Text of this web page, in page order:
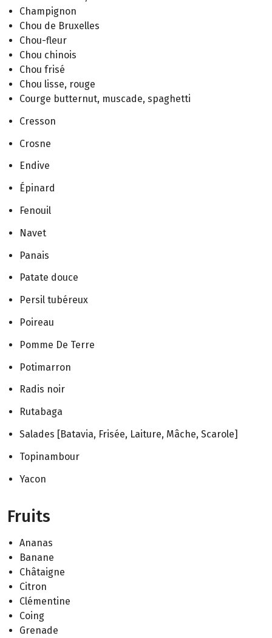
Champignon
Chou de Bruxelles
Chou-fleur
Chou chinois
Chou frisé
Chou lisse, rouge
Courge butternut, muscade, spaghetti
Cresson
Crosne
Endive
Épinard
Fenouil
Navet
Panais
Patate douce
Persil tubéreux
Poireau
Pomme De Terre
Potimarron
Radis noir
Rutabaga
Salades [Batavia, Frisée, Laiture, Mâche, Scarole]
Topinambour
Yacon
Fruits
Ananas
Banane
Châtaigne
Citron
Clémentine
Coing
Grenade